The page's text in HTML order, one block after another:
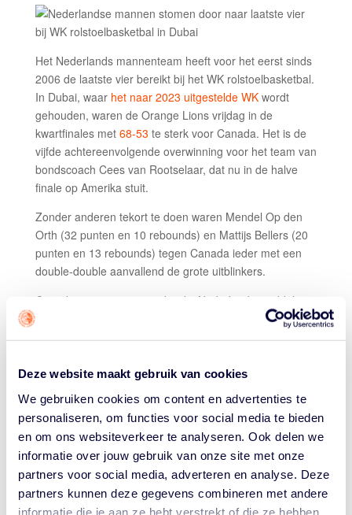
Deze website maakt gebruik van cookies
We gebruiken cookies om content en advertenties te
personaliseren, om functies voor social media te bieden
en om ons websiteverkeer te analyseren. Ook delen we
informatie over jouw gebruik van onze site met onze
partners voor social media, adverteren en analyse. Deze
partners kunnen deze gegevens combineren met andere
informatie die je aan ze hebt verstrekt of die ze hebben
Het Nederlands mannenteam heeft voor het eerst sinds
2006 de laatste vier bereikt bij het WK rolstoelbasketbal.
In Dubai, waar het naar 2023 uitgestelde WKwordt
gehouden, waren de Orange Lions vrijdag in de
kwartfinales met 68-53 te sterk voor Canada. Het is de
vijfde achtereenvolgende overwinning voor het team van
bondscoach Cees van Rootselaar, dat nu in de halve
finale op Amerika stuit.
Zonder anderen tekort te doen waren Mendel Op den
Orth (32 punten en 10 rebounds) en Mattijs Bellers (20
punten en 13 rebounds) tegen Canada ieder met een
double-double aanvallend de grote uitblinkers.
Canada is een tegenstander die Nederland inmiddels
goed kent. De Canadezen beleggen in de aanloop naar
grote toernooien geregeld een trainingskamp in
voor een oefenstage naar Canada.
Beide landen zijn aan elkaar gewaagd, maar op basis
van de laatste trip naar Canada wisten Van Rootselaar,
zijn staf en de spelers dat ze een goede kans maakten
om het duel te winnen.
Nederland kwam al snel op voorsprong en gaf die de
rest van de wedstrijd niet meer uit handen. Bij rust stond